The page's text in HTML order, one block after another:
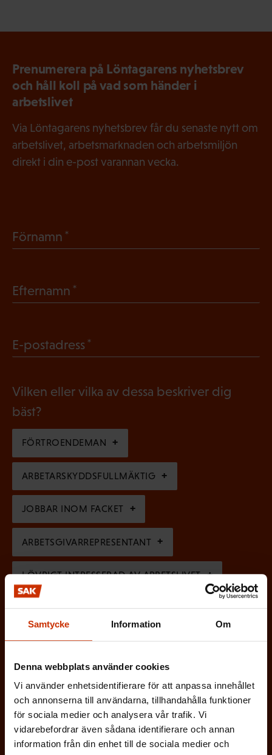
Samtycke Information Om
Denna webbplats använder cookies
Vi använder enhetsidentifierare för att anpassa innehållet
och annonserna till användarna, tillhandahålla funktioner
för sociala medier och analysera vår trafik. Vi
vidarebefordrar även sådana identifierare och annan
information från din enhet till de sociala medier och
Prenumerera på Löntagarens nyhetsbrev
och håll koll på vad som händer i
arbetslivet
Via Löntagarens nyhetsbrev får du senaste nytt om
arbetslivet, arbetsmarknaden och arbetsmiljön
direkt i din e-post varannan vecka.
Förnamn
a
o
s
k
t
)
Efternamn
l
g
t
o
r
i
s
k
t
)
E-postadress
g
a
t
o
r
i
s
Vilken eller vilka av dessa beskriver dig
bäst?
FÖRTROENDEMAN
ARBETARSKYDDSFULLMÄKTIG
JOBBAR INOM FACKET
ARBETSGIVARREPRESENTANT
I ÖVRIGT INTRESSERAD AV ARBETSLIVET
På vilket språk vill du ha nyhetsbrevet?
Jag godkänner att mina uppgifter sparas och
behandlas i enlighet med
dataskyddsbeskrivningen för FFC:s